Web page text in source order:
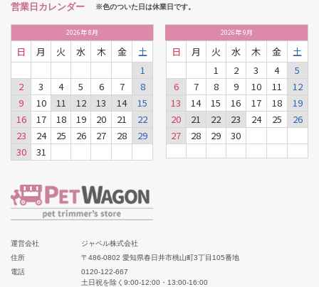
営業日カレンダー ※色のついた日は休業日です。
2026年8月
日 月 火 水 木 金
土
1
2
3 4 5 6 7
8
9
10 11 12 13 14
15
16
17 18 19 20 21
22
23
24 25 26 27 28
29
30
31
2026年9月
日 月 火 水 木 金
土
1
2 3 4
5
6
7 8 9 10 11
12
13
14 15 16 17 18
19
20
21 22 23 24 25
26
27
28 29 30
運営会社
ジャペル株式会社
住所
〒486-0802 愛知県春日井市桃山町3丁目105番地
電話
0120-122-667
土日祝を除く9:00-12:00・13:00-16:00